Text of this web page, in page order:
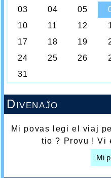
Divenaĵo
Mi povas legi el viaj
tio ? Provu ! Vi
Mi